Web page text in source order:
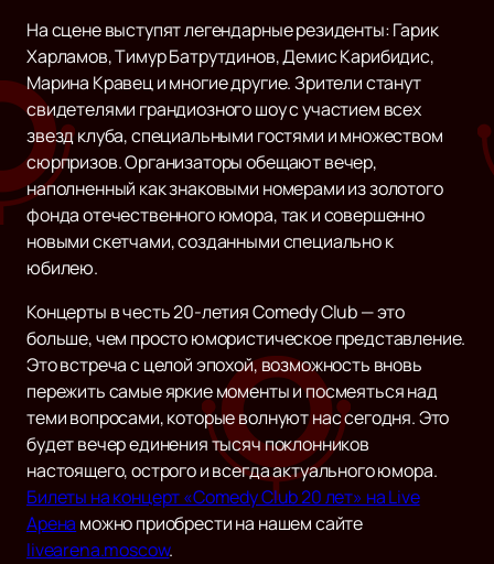
На сцене выступят легендарные резиденты: Гарик
Харламов, Тимур Батрутдинов, Демис Карибидис,
Марина Кравец и многие другие. Зрители станут
свидетелями грандиозного шоу с участием всех
звезд клуба, специальными гостями и множеством
сюрпризов. Организаторы обещают вечер,
наполненный как знаковыми номерами из золотого
фонда отечественного юмора, так и совершенно
новыми скетчами, созданными специально к
юбилею.
Концерты в честь 20-летия Comedy Club — это
больше, чем просто юмористическое представление.
Это встреча с целой эпохой, возможность вновь
пережить самые яркие моменты и посмеяться над
теми вопросами, которые волнуют нас сегодня. Это
будет вечер единения тысяч поклонников
настоящего, острого и всегда актуального юмора.
Билеты на концерт «Comedy Club 20 лет» на Live
Арена можно приобрести на нашем сайте
livearena.moscow.